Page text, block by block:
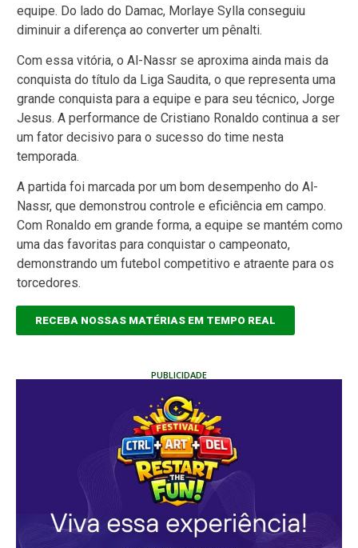
equipe. Do lado do Damac, Morlaye Sylla conseguiu
diminuir a diferença ao converter um pênalti.
Com essa vitória, o Al-Nassr se aproxima ainda mais da
conquista do título da Liga Saudita, o que representa uma
grande conquista para a equipe e para seu técnico, Jorge
Jesus. A performance de Cristiano Ronaldo continua a ser
um fator decisivo para o sucesso do time nesta
temporada.
A partida foi marcada por um bom desempenho do Al-
Nassr, que demonstrou controle e eficiência em campo.
Com Ronaldo em grande forma, a equipe se mantém como
uma das favoritas para conquistar o campeonato,
demonstrando um futebol competitivo e atraente para os
torcedores.
RECEBA NOSSAS MATÉRIAS EM TEMPO REAL
PUBLICIDADE